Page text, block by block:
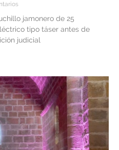
jamonero de 25
tipo táser antes de
judicial